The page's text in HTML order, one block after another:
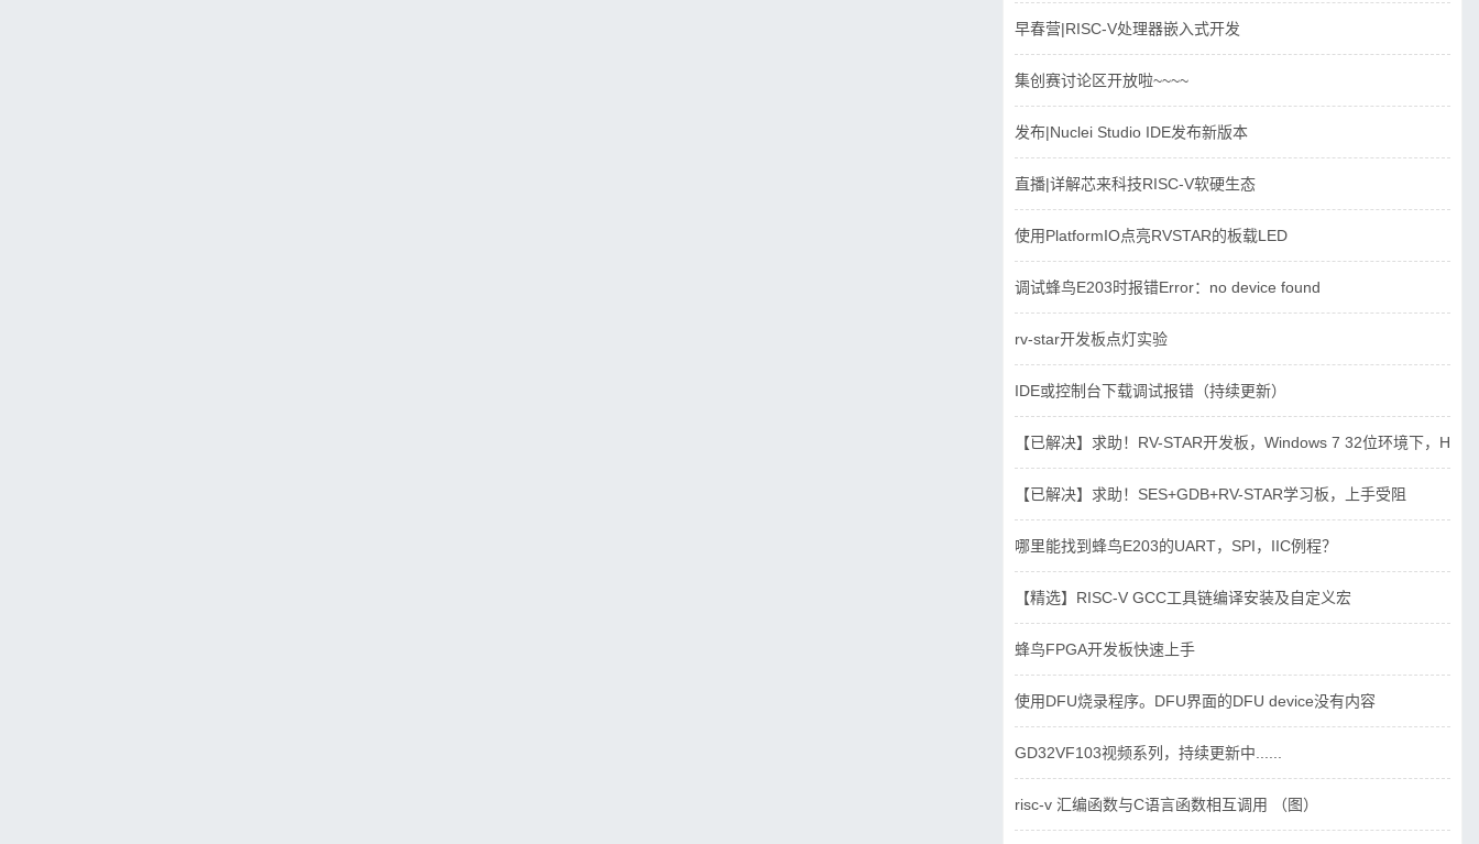
早春营|RISC-V处理器嵌入式开发
集创赛讨论区开放啦~~~~
发布|Nuclei Studio IDE发布新版本
直播|详解芯来科技RISC-V软硬生态
使用PlatformIO点亮RVSTAR的板载LED
调试蜂鸟E203时报错Error：no device found
rv-star开发板点灯实验
IDE或控制台下载调试报错（持续更新）
【已解决】求助！RV-STAR开发板，Windows 7 32位环境下，
【已解决】求助！SES+GDB+RV-STAR学习板，上手受阻
哪里能找到蜂鸟E203的UART，SPI，IIC例程？
【精选】RISC-V GCC工具链编译安装及自定义宏
蜂鸟FPGA开发板快速上手
使用DFU烧录程序。DFU界面的DFU device没有内容
GD32VF103视频系列，持续更新中......
risc-v 汇编函数与C语言函数相互调用 （图）